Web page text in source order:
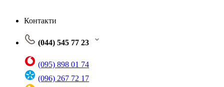
Контакти
(044) 545 77 23
(095) 898 01 74
(096) 267 72 17